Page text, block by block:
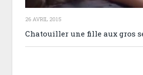
26 AVRIL 2015
Chatouiller une fille aux gros